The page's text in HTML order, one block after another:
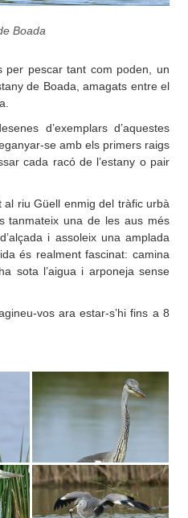
Boada
per pescar tant com poden, un
de Boada, amagats entre el
d’exemplars d’aquestes
se amb els primers raigs
cada racó de l’estany o pair
al riu Güell enmig del tràfic urbà
tanmateix una de les aus més
i assoleix una amplada
és realment fascinat: camina
sota l’aigua i arponeja sense
vos ara estar-s’hi fins a 8